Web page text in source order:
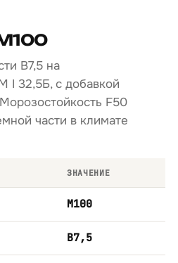
B7,5 на
I 32,5Б, с добавкой
F50
части в климате
ЗНАЧЕНИЕ
М100
B7,5